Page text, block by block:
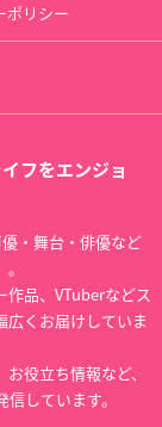
ポリシー
フをエンジョ
・舞台・俳優など
品、VTuberなどス
広くお届けしていま
役立ち情報など、
しています。